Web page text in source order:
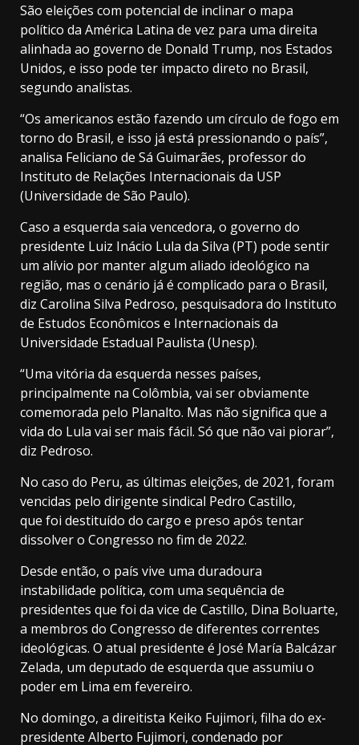
São eleições com potencial de inclinar o mapa
político da América Latina de vez para uma direita
alinhada ao governo de Donald Trump, nos Estados
Unidos, e isso pode ter impacto direto no Brasil,
segundo analistas.
“Os americanos estão fazendo um círculo de fogo em
torno do Brasil, e isso já está pressionando o país”,
analisa Feliciano de Sá Guimarães, professor do
Instituto de Relações Internacionais da USP
(Universidade de São Paulo).
Caso a esquerda saia vencedora, o governo do
presidente Luiz Inácio Lula da Silva (PT) pode sentir
um alívio por manter algum aliado ideológico na
região, mas o cenário já é complicado para o Brasil,
diz Carolina Silva Pedroso, pesquisadora do Instituto
de Estudos Econômicos e Internacionais da
Universidade Estadual Paulista (Unesp).
“Uma vitória da esquerda nesses países,
principalmente na Colômbia, vai ser obviamente
comemorada pelo Planalto. Mas não significa que a
vida do Lula vai ser mais fácil. Só que não vai piorar”,
diz Pedroso.
No caso do Peru, as últimas eleições, de 2021, foram
vencidas pelo dirigente sindical Pedro Castillo,
que foi destituído do cargo e preso após tentar
dissolver o Congresso no fim de 2022.
Desde então, o país vive uma duradoura
instabilidade política, com uma sequência de
presidentes que foi da vice de Castillo, Dina Boluarte,
a membros do Congresso de diferentes correntes
ideológicas. O atual presidente é José María Balcázar
Zelada, um deputado de esquerda que assumiu o
poder em Lima em fevereiro.
No domingo, a direitista Keiko Fujimori, filha do ex-
presidente Alberto Fujimori, condenado por